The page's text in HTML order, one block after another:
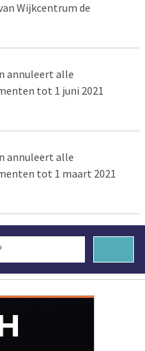
Wijkcentrum de
annuleert alle
tot 1 juni 2021
annuleert alle
tot 1 maart 2021